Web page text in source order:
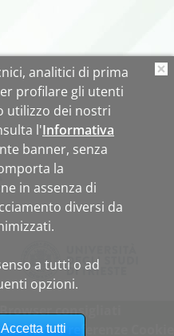
Browser consigliati
Preferenze Cookie
analitici di prima
profilare gli utenti
utilizzo dei nostri
l'Informativa
banner, senza
la
in assenza di
diversi da
a tutti o ad
opzioni.